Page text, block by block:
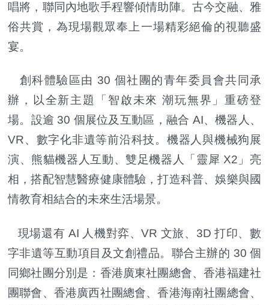
唱將，聯同內地歌手程響傾情助陣。古今交融、雅
俗共賞，為現場觀眾奉上一場精彩絕倫的視聽盛
宴。
創科體驗區由 30 個社團的青年委員會共同承
辦，以全新主題「智啟未來 潮玩無界」重磅登
場。設逾 30 個展位及互動區，融合 AI、機器人、
VR、數字化非遺等前沿科技。機器人與機械狗展
演、熊貓機器人互動、雙足機器人「靈犀 X2」亮
相，搭配智慧醫療健康體驗，打造科普、娛樂與國
情教育相結合的未來生活場景。
現場還有 AI 人機對弈、VR 文旅、3D 打印、數
字非遺等互動項目及文創禮品。聯合主辦的 30 個
同鄉社團分別是：香港廣東社團總會、香港福建社
團聯會、香港廣西社團總會、香港海南社團總會、